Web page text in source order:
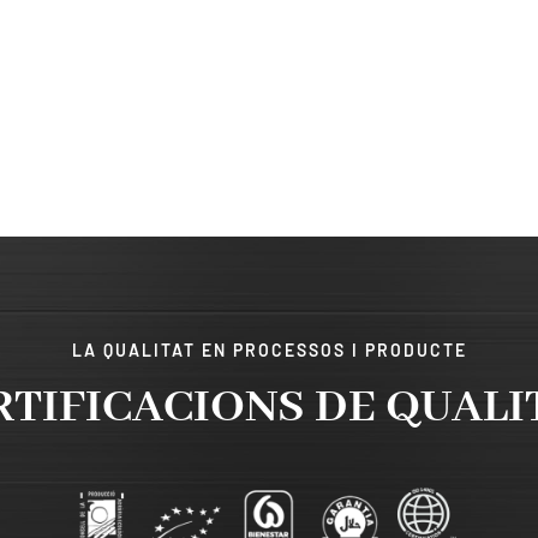
LA QUALITAT EN PROCESSOS I PRODUCTE
DE